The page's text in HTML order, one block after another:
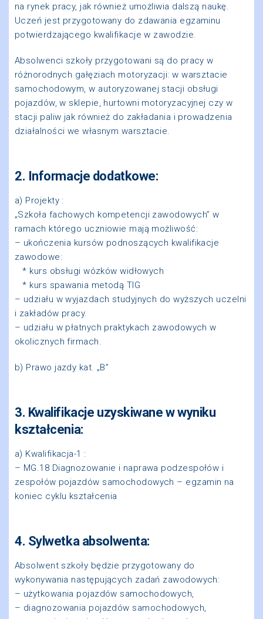
na rynek pracy, jak również umożliwia dalszą naukę.
Uczeń jest przygotowany do zdawania egzaminu
potwierdzającego kwalifikacje w zawodzie.
Absolwenci szkoły przygotowani są do pracy w
różnorodnych gałęziach motoryzacji: w warsztacie
samochodowym, w autoryzowanej stacji obsługi
pojazdów, w sklepie, hurtowni motoryzacyjnej czy w
stacji paliw jak również do zakładania i prowadzenia
działalności we własnym warsztacie.
2. Informacje dodatkowe:
a) Projekty :
„Szkoła fachowych kompetencji zawodowych” w
ramach którego uczniowie mają możliwość:
– ukończenia kursów podnoszących kwalifikacje
zawodowe:
* kurs obsługi wózków widłowych
* kurs spawania metodą TIG
– udziału w wyjazdach studyjnych do wyższych uczelni
i zakładów pracy.
– udziału w płatnych praktykach zawodowych w
okolicznych firmach.
b) Prawo jazdy kat. „B”
3. Kwalifikacje uzyskiwane w wyniku
kształcenia:
a) Kwalifikacja-1 :
– MG.18 Diagnozowanie i naprawa podzespołów i
zespołów pojazdów samochodowych – egzamin na
koniec cyklu kształcenia
4. Sylwetka absolwenta:
Absolwent szkoły będzie przygotowany do
wykonywania następujących zadań zawodowych:
– użytkowania pojazdów samochodowych,
– diagnozowania pojazdów samochodowych,